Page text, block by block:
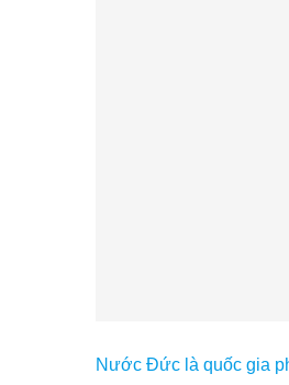
Nước Đức là quốc gia